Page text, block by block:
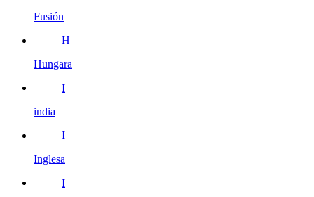
Fusión
H
Hungara
I
india
I
Inglesa
I